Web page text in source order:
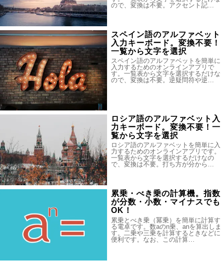
ので、変換は不要。アクセント記…
スペイン語のアルファベット
入力キーボード。変換不要！
一覧から文字を選択
スペイン語のアルファベットを簡単に
入力するためのオンラインアプリで
す。一覧表から文字を選択するだけな
ので、変換は不要。逆疑問符や逆…
ロシア語のアルファベット入
力キーボード。変換不要！一
覧から文字を選択
ロシア語のアルファベットを簡単に入
力するためのオンラインアプリです。
一覧表から文字を選択するだけなの
で、変換は不要。打ち方が分から…
累乗・べき乗の計算機。指数
が分数・小数・マイナスでも
OK！
累乗とべき乗（冪乗）を簡単に計算す
る電卓です。数aのn乗、anを算出しま
す。二乗や三乗を計算するときなどに
便利です。なお、この計算…